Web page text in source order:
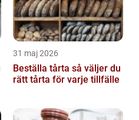
31 maj 2026
Beställa tårta så väljer du
rätt tårta för varje tillfälle